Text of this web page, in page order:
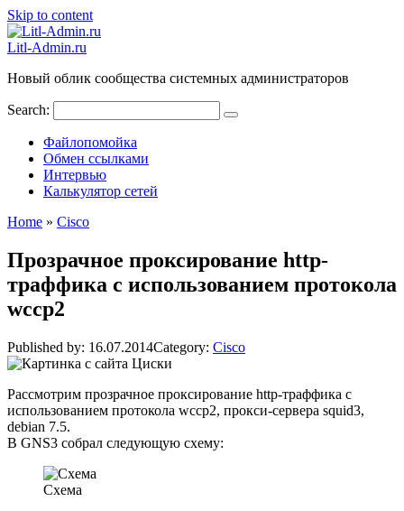
Skip to content
Litl-Admin.ru
Новый облик сообщества системных администраторов
Search:
Файлопомойка
Обмен ссылками
Интервью
Калькулятор сетей
Home » Cisco
Прозрачное проксирование http-
траффика с использованием протокола
wccp2
Published by: 16.07.2014Category: Cisco
Рассмотрим прозрачное проксирование http-траффика с
использованием протокола wccp2, прокси-сервера squid3,
debian 7.5.
В GNS3 собрал следующую схему:
Схема